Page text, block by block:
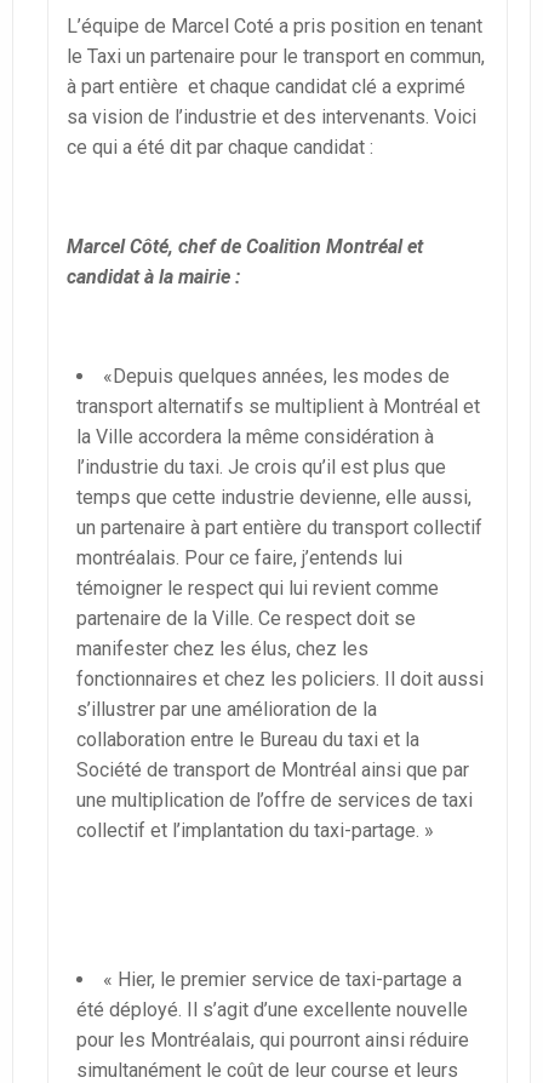
L’équipe de Marcel Coté a pris position en tenant
le Taxi un partenaire pour le transport en commun,
à part entière et chaque candidat clé a exprimé
sa vision de l’industrie et des intervenants. Voici
ce qui a été dit par chaque candidat :
Marcel Côté, chef de Coalition Montréal et
candidat à la mairie :
«Depuis quelques années, les modes de
transport alternatifs se multiplient à Montréal et
la Ville accordera la même considération à
l’industrie du taxi. Je crois qu’il est plus que
temps que cette industrie devienne, elle aussi,
un partenaire à part entière du transport collectif
montréalais. Pour ce faire, j’entends lui
témoigner le respect qui lui revient comme
partenaire de la Ville. Ce respect doit se
manifester chez les élus, chez les
fonctionnaires et chez les policiers. Il doit aussi
s’illustrer par une amélioration de la
collaboration entre le Bureau du taxi et la
Société de transport de Montréal ainsi que par
une multiplication de l’offre de services de taxi
collectif et l’implantation du taxi-partage. »
« Hier, le premier service de taxi-partage a
été déployé. Il s’agit d’une excellente nouvelle
pour les Montréalais, qui pourront ainsi réduire
simultanément le coût de leur course et leurs